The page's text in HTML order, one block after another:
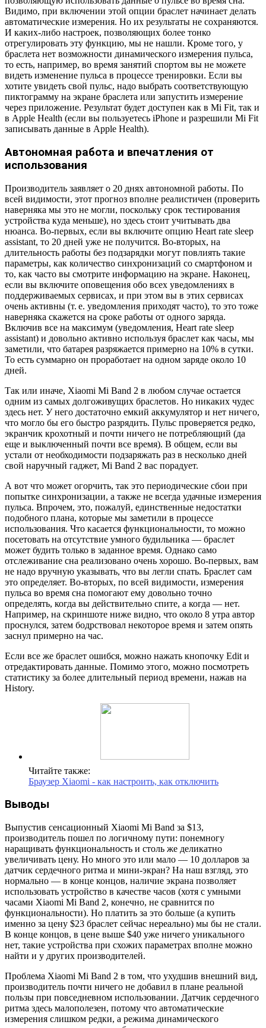
Видимо, при включении этой опции браслет начинает делать
автоматические измерения. Но их результаты не сохраняются.
И каких-либо настроек, позволяющих более тонко
отрегулировать эту функцию, мы не нашли. Кроме того, у
браслета нет возможности динамического измерения пульса,
то есть, например, во время занятий спортом вы не можете
видеть изменение пульса в процессе тренировки. Если вы
хотите увидеть свой пульс, надо выбрать соответствующую
пиктограмму на экране браслета или запустить измерение
через приложение. Результат будет доступен как в Mi Fit, так и
в Apple Health (если вы пользуетесь iPhone и разрешили Mi Fit
записывать данные в Apple Health).
Автономная работа и впечатления от
использования
Производитель заявляет о 20 днях автономной работы. По
всей видимости, этот прогноз вполне реалистичен (проверить
наверняка мы это не могли, поскольку срок тестирования
устройства куда меньше), но здесь стоит учитывать два
нюанса. Во-первых, если вы включите опцию Heart rate sleep
assistant, то 20 дней уже не получится. Во-вторых, на
длительность работы без подзарядки могут повлиять такие
параметры, как количество синхронизаций со смартфоном и
то, как часто вы смотрите информацию на экране. Наконец,
если вы включите оповещения обо всех уведомлениях в
поддерживаемых сервисах, и при этом вы в этих сервисах
очень активны (т. е. уведомления приходят часто), то это тоже
наверняка скажется на сроке работы от одного заряда.
Включив все на максимум (уведомления, Heart rate sleep
assistant) и довольно активно используя браслет как часы, мы
заметили, что батарея разряжается примерно на 10% в сутки.
То есть суммарно он проработает на одном заряде около 10
дней.
Так или иначе, Xiaomi Mi Band 2 в любом случае остается
одним из самых долгоживущих браслетов. Но никаких чудес
здесь нет. У него достаточно емкий аккумулятор и нет ничего,
что могло бы его быстро разрядить. Пульс проверяется редко,
экранчик крохотный и почти ничего не потребляющий (да
еще и выключенный почти все время). В общем, если вы
устали от необходимости подзаряжать раз в несколько дней
свой наручный гаджет, Mi Band 2 вас порадует.
А вот что может огорчить, так это периодические сбои при
попытке синхронизации, а также не всегда удачные измерения
пульса. Впрочем, это, пожалуй, единственные недостатки
подобного плана, которые мы заметили в процессе
использования. Что касается функциональности, то можно
посетовать на отсутствие умного будильника — браслет
может будить только в заданное время. Однако само
отслеживание сна реализовано очень хорошо. Во-первых, вам
не надо вручную указывать, что вы легли спать. Браслет сам
это определяет. Во-вторых, по всей видимости, измерения
пульса во время сна помогают ему довольно точно
определять, когда вы действительно спите, а когда — нет.
Например, на скриншоте ниже видно, что около 8 утра автор
проснулся, затем бодрствовал некоторое время и затем опять
заснул примерно на час.
Если все же браслет ошибся, можно нажать кнопочку Edit и
отредактировать данные. Помимо этого, можно посмотреть
статистику за более длительный период времени, нажав на
History.
Читайте также:
Браузер Xiaomi - как настроить, как отключить
Выводы
Выпустив сенсационный Xiaomi Mi Band за $13,
производитель пошел по логичному пути: понемногу
наращивать функциональность и столь же деликатно
увеличивать цену. Но много это или мало — 10 долларов за
датчик сердечного ритма и мини-экран? На наш взгляд, это
нормально — в конце концов, наличие экрана позволяет
использовать устройство в качестве часов (хотя с умными
часами Xiaomi Mi Band 2, конечно, не сравнится по
функциональности). Но платить за это больше (а купить
именно за цену $23 браслет сейчас нереально) мы бы не стали.
В конце концов, в цене выше $40 уже ничего уникального
нет, такие устройства при схожих параметрах вполне можно
найти и у других производителей.
Проблема Xiaomi Mi Band 2 в том, что ухудшив внешний вид,
производитель почти ничего не добавил в плане реальной
пользы при повседневном использовании. Датчик сердечного
ритма здесь малополезен, потому что автоматические
измерения слишком редки, а режима динамического